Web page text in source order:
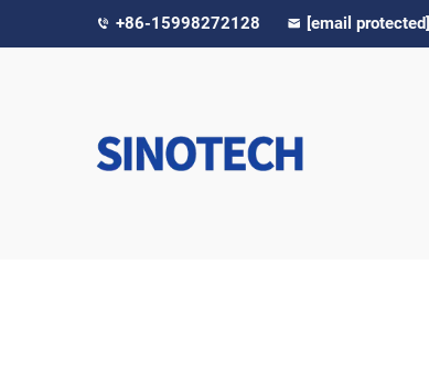
+86-15998272128 [email protected]